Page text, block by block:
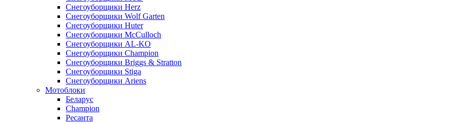
Снегоуборщики Herz
Снегоуборщики Wolf Garten
Снегоуборщики Huter
Снегоуборщики McCulloch
Снегоуборщики AL-KO
Снегоуборщики Champion
Снегоуборщики Briggs & Stratton
Снегоуборщики Stiga
Снегоуборщики Ariens
Мотоблоки
Беларус
Champion
Ресанта